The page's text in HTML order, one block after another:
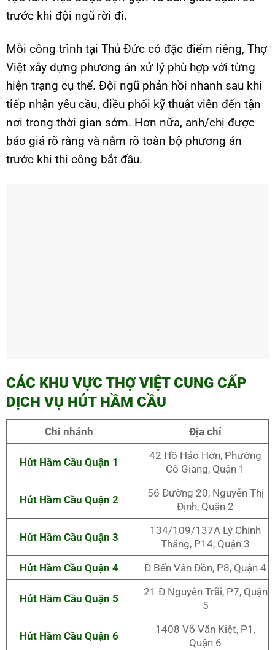
trước khi đội ngũ rời đi.
Mỗi công trình tại Thủ Đức có đặc điểm riêng, Thợ
Việt xây dựng phương án xử lý phù hợp với từng
hiện trạng cụ thể. Đội ngũ phản hồi nhanh sau khi
tiếp nhận yêu cầu, điều phối kỹ thuật viên đến tận
nơi trong thời gian sớm. Hơn nữa, anh/chị được
báo giá rõ ràng và nắm rõ toàn bộ phương án
trước khi thi công bắt đầu.
CÁC KHU VỰC THỢ VIỆT CUNG CẤP
DỊCH VỤ HÚT HẦM CẦU
Chi nhánh Địa chỉ
Hút Hầm Cầu Quận 1
42 Hồ Hảo Hớn, Phường
Cô Giang, Quận 1
Hút Hầm Cầu Quận 2
56 Đường 20, Nguyễn Thị
Định, Quận 2
Hút Hầm Cầu Quận 3
134/109/137A Lý Chính
Thắng, P14, Quận 3
Hút Hầm Cầu Quận 4
Đ Bến Vân Đồn, P8, Quận 4
Hút Hầm Cầu Quận 5
21 Đ Nguyễn Trãi, P7, Quận
5
Hút Hầm Cầu Quận 6
1408 Võ Văn Kiệt, P1,
Quận 6